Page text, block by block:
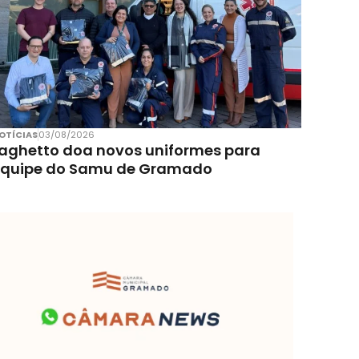
03/08/2026
doa novos uniformes para
do Samu de Gramado